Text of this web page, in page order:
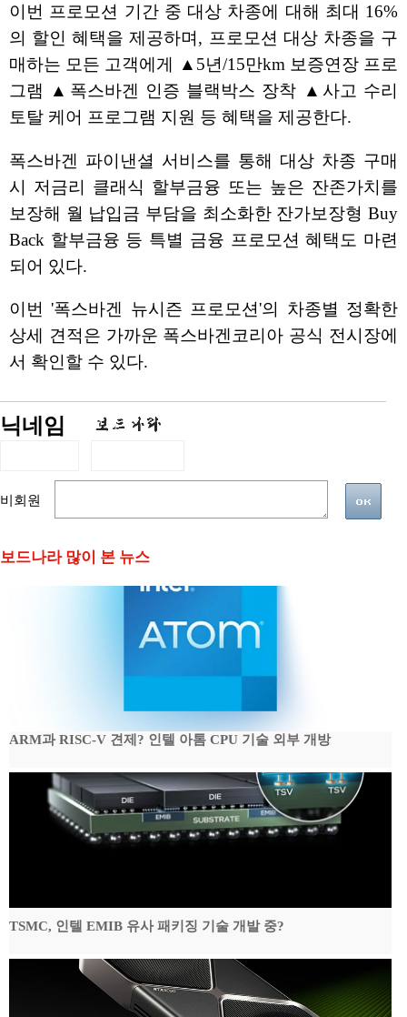
이번 프로모션 기간 중 대상 차종에 대해 최대 16%
의 할인 혜택을 제공하며, 프로모션 대상 차종을 구
매하는 모든 고객에게 ▲5년/15만km 보증연장 프로
그램 ▲폭스바겐 인증 블랙박스 장착 ▲사고 수리
토탈 케어 프로그램 지원 등 혜택을 제공한다.
폭스바겐 파이낸셜 서비스를 통해 대상 차종 구매
시 저금리 클래식 할부금융 또는 높은 잔존가치를
보장해 월 납입금 부담을 최소화한 잔가보장형 Buy
Back 할부금융 등 특별 금융 프로모션 혜택도 마련
되어 있다.
이번 '폭스바겐 뉴시즌 프로모션'의 차종별 정확한
상세 견적은 가까운 폭스바겐코리아 공식 전시장에
서 확인할 수 있다.
닉네임
비회원
보드나라 많이 본 뉴스
ARM과 RISC-V 견제? 인텔 아톰 CPU 기술 외부 개방
TSMC, 인텔 EMIB 유사 패키징 기술 개발 중?